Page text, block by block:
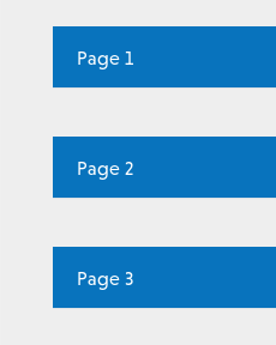
Page 1
Page 2
Page 3